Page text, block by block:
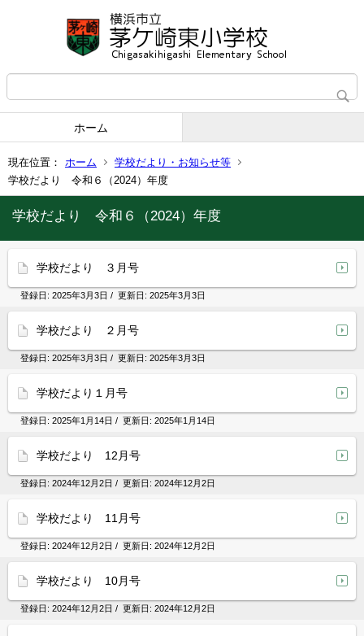
ホーム
現在位置： ホーム
学校だより・お知らせ等
学校だより 令和６（2024）年度
学校だより 令和６（2024）年度
学校だより ３月号
登録日: 2025年3月3日 / 更新日: 2025年3月3日
学校だより ２月号
登録日: 2025年3月3日 / 更新日: 2025年3月3日
学校だより１月号
登録日: 2025年1月14日 / 更新日: 2025年1月14日
学校だより 12月号
登録日: 2024年12月2日 / 更新日: 2024年12月2日
学校だより 11月号
登録日: 2024年12月2日 / 更新日: 2024年12月2日
学校だより 10月号
登録日: 2024年12月2日 / 更新日: 2024年12月2日